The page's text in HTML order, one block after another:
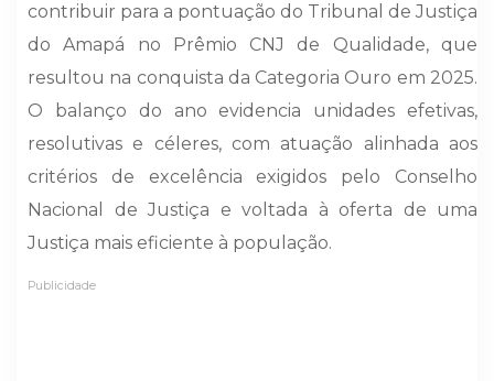
contribuir para a pontuação do Tribunal de Justiça
do Amapá no Prêmio CNJ de Qualidade, que
resultou na conquista da Categoria Ouro em 2025.
O balanço do ano evidencia unidades efetivas,
resolutivas e céleres, com atuação alinhada aos
critérios de excelência exigidos pelo Conselho
Nacional de Justiça e voltada à oferta de uma
Justiça mais eficiente à população.
Publicidade